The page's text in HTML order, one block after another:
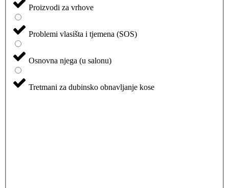
Proizvodi za vrhove
Problemi vlasišta i tjemena (SOS)
Osnovna njega (u salonu)
Tretmani za dubinsko obnavljanje kose